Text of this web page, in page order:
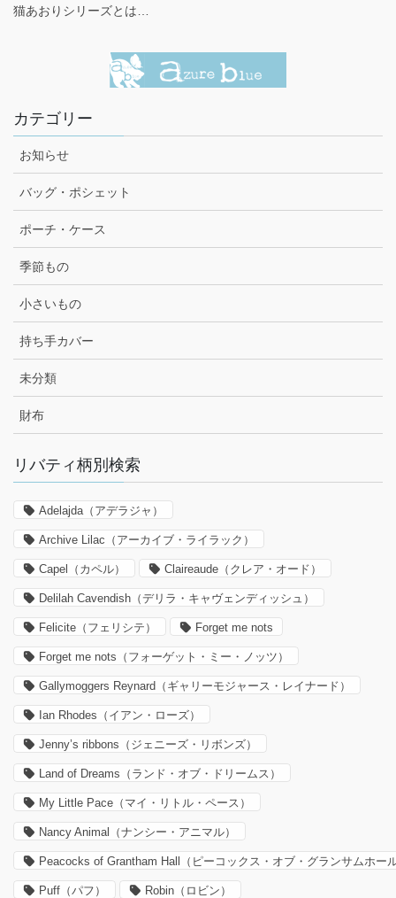
猫あおりシリーズとは…
カテゴリー
お知らせ
バッグ・ポシェット
ポーチ・ケース
季節もの
小さいもの
持ち手カバー
未分類
財布
リバティ柄別検索
Adelajda（アデラジャ）
Archive Lilac（アーカイブ・ライラック）
Capel（カペル） Claireaude（クレア・オード）
Delilah Cavendish（デリラ・キャヴェンディッシュ）
Felicite（フェリシテ） Forget me nots
Forget me nots（フォーゲット・ミー・ノッツ）
Gallymoggers Reynard（ギャリーモジャース・レイナード）
Ian Rhodes（イアン・ローズ）
Jenny’s ribbons（ジェニーズ・リボンズ）
Land of Dreams（ランド・オブ・ドリームス）
My Little Pace（マイ・リトル・ペース）
Nancy Animal（ナンシー・アニマル）
Peacocks of Grantham Hall（ピーコックス・オブ・グランサムホー
Puff（パフ） Robin（ロビン）